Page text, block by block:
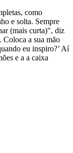
como
e solta. Sempre
(mais curta)", diz
a sua mão
eu inspiro?’ Aí
e a a caixa